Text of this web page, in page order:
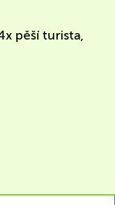
pěší turista,